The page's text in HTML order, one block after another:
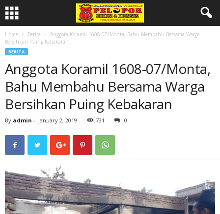
Home Berita
Anggota Koramil 1608-07/Monta, Bahu Membahu Bersama Warga
Bersihkan Puing Kebakaran
BERITA
Anggota Koramil 1608-07/Monta,
Bahu Membahu Bersama Warga
Bersihkan Puing Kebakaran
By admin - January 2, 2019 731 0